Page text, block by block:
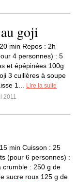
goji
min Repos : 2h
4 personnes) : 5
et épépinées 100g
3 cuillères à soupe
1...
Lire la suite
2011
min Cuisson : 25
(pour 6 personnes) :
crumble : 250 g de
sucre roux 125 g de